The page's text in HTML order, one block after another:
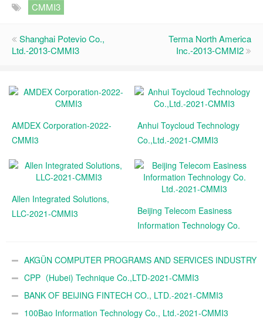
CMMI3
Shanghai Potevio Co.,
Ltd.-2013-CMMI3
Terma North America
Inc.-2013-CMMI2
AMDEX Corporation-2022-
CMMI3
Anhui Toycloud Technology
Co.,Ltd.-2021-CMMI3
Allen Integrated Solutions,
LLC-2021-CMMI3
Beijing Telecom Easiness
Information Technology Co.
AKGÜN COMPUTER PROGRAMS AND SERVICES INDUSTRY
TRADE A.Ş.-2021-CMMI3
CPP（Hubei) Technique Co.,LTD-2021-CMMI3
BANK OF BEIJING FINTECH CO., LTD.-2021-CMMI3
100Bao Information Technology Co., Ltd.-2021-CMMI3